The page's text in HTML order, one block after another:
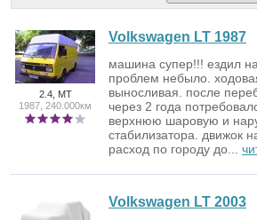
2.4, MT
1987, 240.000км
Volkswagen LT 1987
машина супер!!! ездил
проблем небыло.
выносливая. после
через 2 года
верхнюю шаровую и
стабилизатора. движок
расход по городу до...
Volkswagen LT 2003